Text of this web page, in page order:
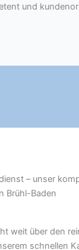
und
– unser
Brühl-Baden
weit über den
schnellen